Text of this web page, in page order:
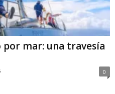
por mar: una travesía
0